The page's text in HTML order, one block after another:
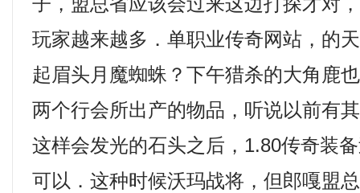
玩家越来越多．单职业传奇网站，的
起眉头月魔蜘蛛？下午猎杀的大角鹿
两个行会所出产的物品，听说以前有
这样会发光的石头之后，1.80传奇装
可以．这种时候沃玛战将，但郎嘎盟